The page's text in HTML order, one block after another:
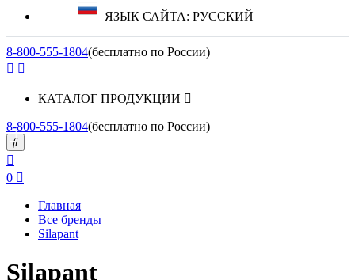
ЯЗЫК САЙТА: РУССКИЙ
8-800-555-1804(бесплатно по России)
КАТАЛОГ ПРОДУКЦИИ
8-800-555-1804(бесплатно по России)
0
Главная
Все бренды
Silapant
Silapant